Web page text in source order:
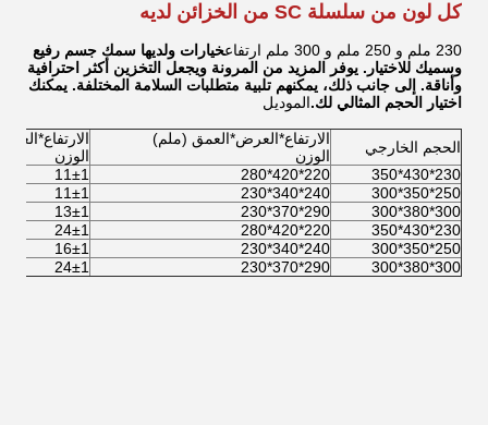
كل لون من سلسلة SC من الخزائن لديه
230 ملم و 250 ملم و 300 ملم ارتفاع
خيارات ولديها سمك جسم رفيع
وسميك للاختيار. يوفر المزيد من المرونة ويجعل التخزين أكثر احترافية
وأناقة. إلى جانب ذلك، يمكنهم تلبية متطلبات السلامة المختلفة. يمكنك
اختيار الحجم المثالي لك.الموديل
الحجم الخارجي
الارتفاع*العرض*العمق (ملم)
الوزن
الوزن
230*430*350
220*420*280
11±1
250*350*300
240*340*230
11±1
300*380*300
290*370*230
13±1
230*430*350
220*420*280
24±1
250*350*300
240*340*230
16±1
300*380*300
290*370*230
24±1